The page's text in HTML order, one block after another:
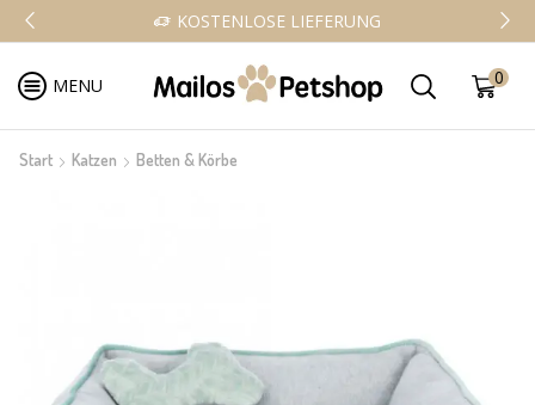
KOSTENLOSE LIEFERUNG
MENU 0
Start Katzen Betten & Körbe